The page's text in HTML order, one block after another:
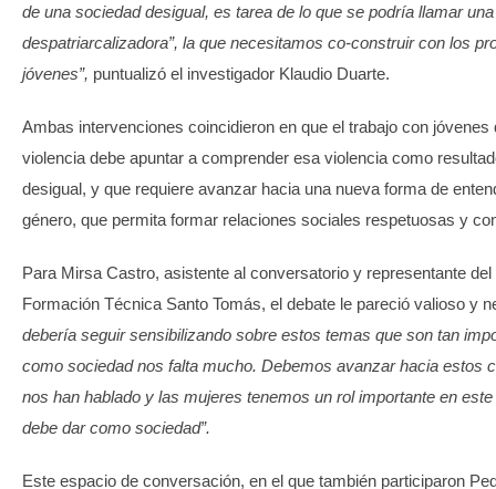
de una sociedad desigual, es tarea de lo que se podría llamar una
despatriarcalizadora”, la que necesitamos co-construir con los
jóvenes”, puntualizó el investigador Klaudio Duarte.
Ambas intervenciones coincidieron en que el trabajo con jóvenes
violencia debe apuntar a comprender esa violencia como
desigual, y que requiere avanzar hacia una nueva forma de
género, que permita formar relaciones sociales respetuosas y
Para Mirsa Castro, asistente al conversatorio y representante del
Formación Técnica Santo Tomás, el debate le pareció valioso y
debería seguir sensibilizando sobre estos temas que son tan
como sociedad nos falta mucho. Debemos avanzar hacia estos
nos han hablado y las mujeres tenemos un rol importante en
debe dar como sociedad”.
Este espacio de conversación, en el que también participaron